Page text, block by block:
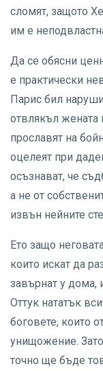
сломят, защото
им е
Да се обясни
е практически
Парис бил
отвлякъл жената
прославят на
оцелеят при
осъзнават, че
а не от
извън нейните
Ето защо
които искат да
завърнат у дома,
Оттук нататък
боговете, които
унищожение.
точно ще бъде